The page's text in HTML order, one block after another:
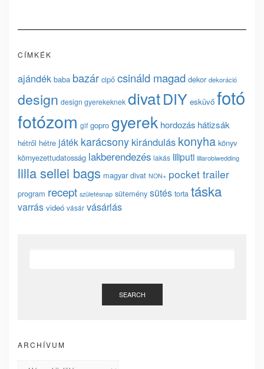
CÍMKÉK
ajándék baba bazár cipő csináld magad dekor dekoráció
design design gyerekeknek divatDIY esküvő fotó
fotózom gif gopro gyerek hordozás hátizsák
hétről hétre játék karácsony kirándulás konyha könyv
környezettudatosság lakberendezés lakás liliputi lillarobiwedding
lilla sellei bags magyar divat NON+ pocket trailer
program recept születésnap sütemény sütés torta táska
varrás videó vásár vásárlás
SEARCH
ARCHÍVUM
Archívum